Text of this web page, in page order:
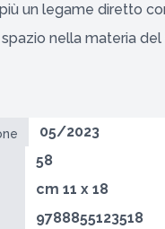
un legame diretto
nella materia
05/2023
58
cm 11 x 18
9788855123518